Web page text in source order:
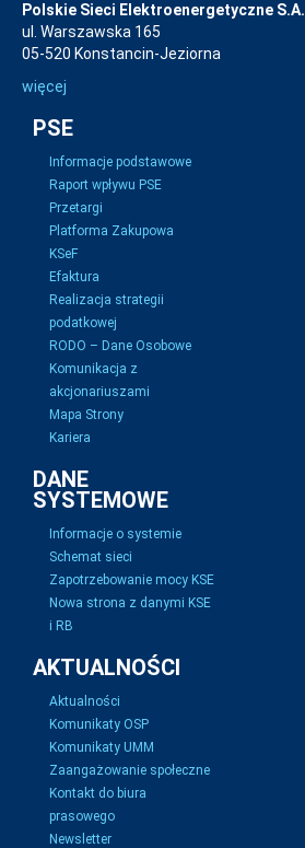
Polskie Sieci Elektroenergetyczne S.A.
ul. Warszawska 165
05-520 Konstancin-Jeziorna
więcej
PSE
Informacje podstawowe
Raport wpływu PSE
Przetargi
Platforma Zakupowa
KSeF
Efaktura
Realizacja strategii
podatkowej
RODO – Dane Osobowe
Komunikacja z
akcjonariuszami
Mapa Strony
Kariera
DANE
SYSTEMOWE
Informacje o systemie
Schemat sieci
Zapotrzebowanie mocy KSE
Nowa strona z danymi KSE
i RB
AKTUALNOŚCI
Aktualności
Komunikaty OSP
Komunikaty UMM
Zaangażowanie społeczne
Kontakt do biura
prasowego
Newsletter